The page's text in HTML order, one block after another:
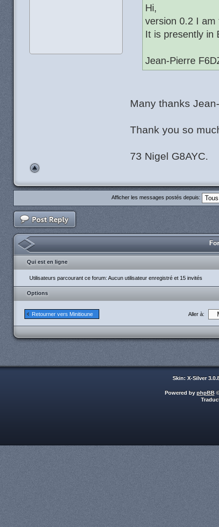
Hi,
version 0.2 I am
It is presently in
Jean-Pierre
Many thanks
Thank you so
73 Nigel G8AYC.
Afficher les messages postés depuis:
Qui est en ligne
Utilisateurs parcourant ce forum: Aucun utilisateur enregistré et 15 invités
Options
Retourner vers Minitioune Aller à:
Skin: X-Silver
Powered by phpBB©